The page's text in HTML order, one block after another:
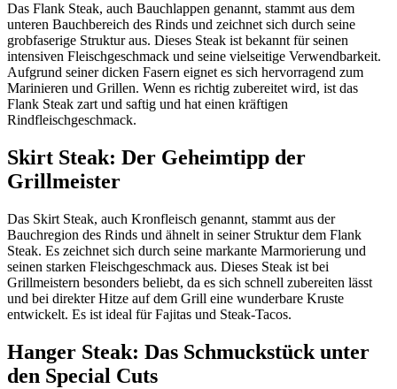
Das Flank Steak, auch Bauchlappen genannt, stammt aus dem
unteren Bauchbereich des Rinds und zeichnet sich durch seine
grobfaserige Struktur aus. Dieses Steak ist bekannt für seinen
intensiven Fleischgeschmack und seine vielseitige Verwendbarkeit.
Aufgrund seiner dicken Fasern eignet es sich hervorragend zum
Marinieren und Grillen. Wenn es richtig zubereitet wird, ist das
Flank Steak zart und saftig und hat einen kräftigen
Rindfleischgeschmack.
Skirt Steak: Der Geheimtipp der
Grillmeister
Das Skirt Steak, auch Kronfleisch genannt, stammt aus der
Bauchregion des Rinds und ähnelt in seiner Struktur dem Flank
Steak. Es zeichnet sich durch seine markante Marmorierung und
seinen starken Fleischgeschmack aus. Dieses Steak ist bei
Grillmeistern besonders beliebt, da es sich schnell zubereiten lässt
und bei direkter Hitze auf dem Grill eine wunderbare Kruste
entwickelt. Es ist ideal für Fajitas und Steak-Tacos.
Hanger Steak: Das Schmuckstück unter
den Special Cuts